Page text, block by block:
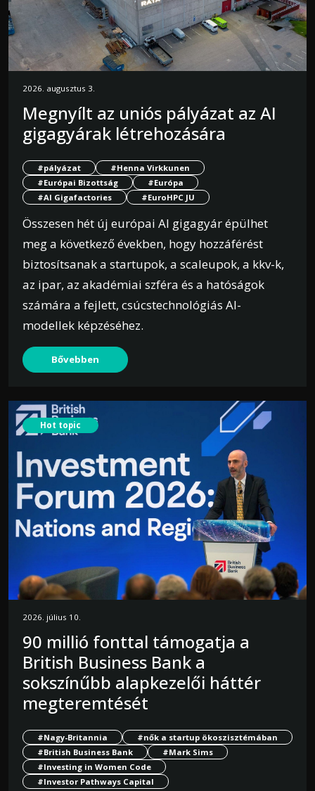
2026. augusztus 3.
Megnyílt az uniós pályázat az AI
gigagyárak létrehozására
#pályázat
#Henna Virkkunen
#Európai Bizottság
#Európa
#AI Gigafactories
#EuroHPC JU
Összesen hét új európai AI gigagyár épülhet
meg a következő években, hogy hozzáférést
biztosítsanak a startupok, a scaleupok, a kkv-k,
az ipar, az akadémiai szféra és a hatóságok
számára a fejlett, csúcstechnológiás AI-
modellek képzéséhez.
Bővebben
Hot topic
2026. július 10.
90 millió fonttal támogatja a
British Business Bank a
sokszínűbb alapkezelői háttér
megteremtését
#Nagy-Britannia
#nők a startup ökoszisztémában
#British Business Bank
#Mark Sims
#Investing in Women Code
#Investor Pathways Capital